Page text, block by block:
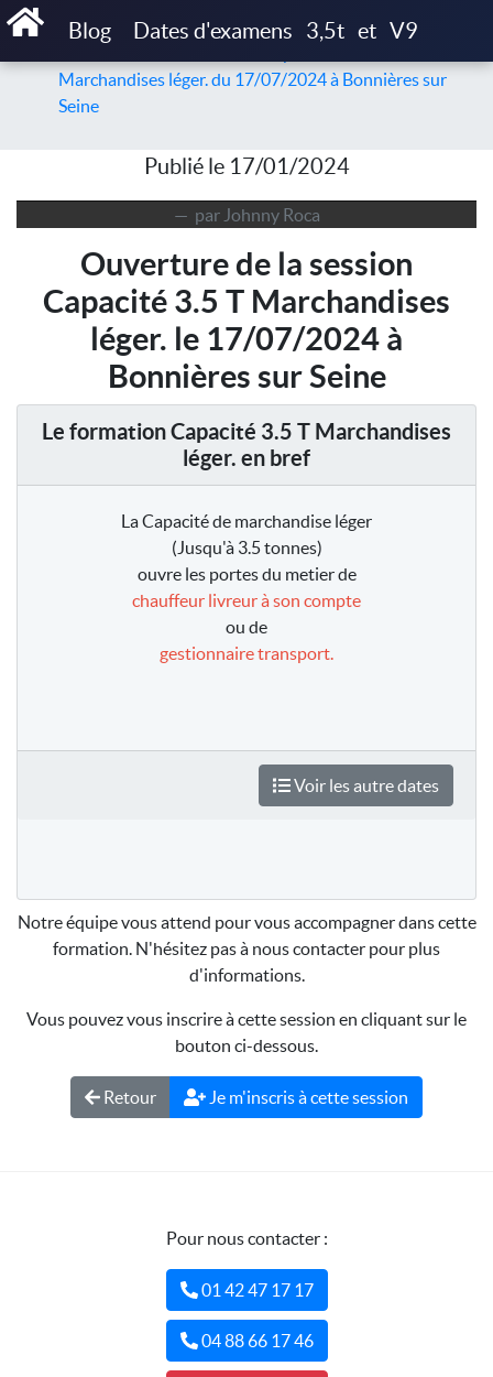
Blog Dates d'examens 3,5t et V9
Accueil
Articles
Marchandises léger. du 17/07/2024 à Bonnières sur
Seine
Publié le 17/01/2024
par Johnny Roca
Ouverture de la session
Capacité 3.5 T Marchandises
léger. le 17/07/2024 à
Bonnières sur Seine
Le formation Capacité 3.5 T Marchandises
léger. en bref
La Capacité de marchandise léger
(Jusqu'à 3.5 tonnes)
ouvre les portes du metier de
chauffeur livreur à son compte
ou de
gestionnaire transport.
Voir les autre dates
Notre équipe vous attend pour vous accompagner dans cette
formation. N'hésitez pas à nous contacter pour plus
d'informations.
Vous pouvez vous inscrire à cette session en cliquant sur le
bouton ci-dessous.
Retour Je m'inscris à cette session
Pour nous contacter :
01 42 47 17 17
04 88 66 17 46